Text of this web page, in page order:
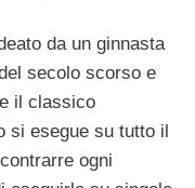
da un ginnasta
secolo scorso e
il classico
si esegue su tutto il
ogni